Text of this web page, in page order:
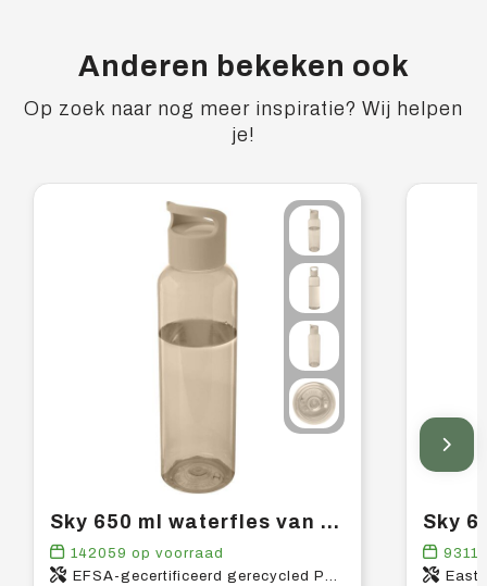
Anderen bekeken ook
Op zoek naar nog meer inspiratie? Wij helpen
je!
Sky 650 ml waterfles van gerecycled plastic
142059 op voorraad
EFSA-gecertificeerd gerecycled PET-kunststof, PP-kunststof
93113